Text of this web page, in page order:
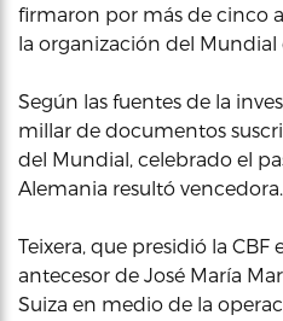
firmaron por más de cinco
la organización del Mundial
Según las fuentes de la
millar de documentos
del Mundial, celebrado el
Alemania resultó vencedora.
Teixera, que presidió la CBF
antecesor de José María
Suiza en medio de la